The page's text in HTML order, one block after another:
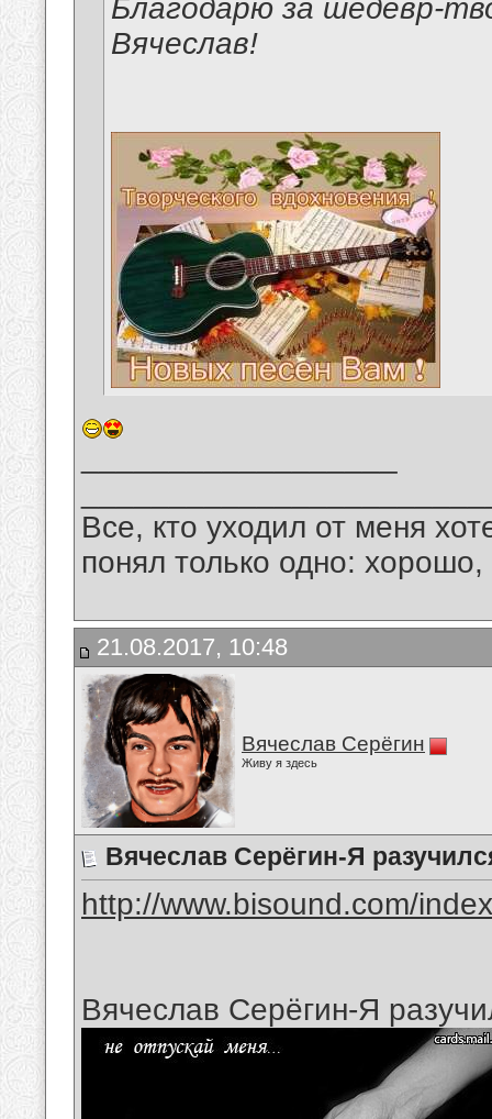
Благодарю за шедевр-
Вячеслав!
Все, кто уходил от меня
понял только одно:
21.08.2017, 10:48
Вячеслав Серёгин
Живу я здесь
Вячеслав Серёгин-Я
http://www.bisound.com/
Вячеслав Серёгин-Я